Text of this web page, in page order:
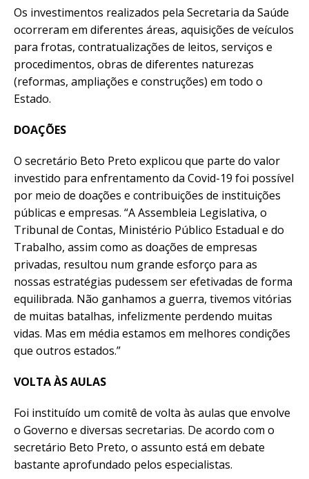
Os investimentos realizados pela Secretaria da Saúde
ocorreram em diferentes áreas, aquisições de veículos
para frotas, contratualizações de leitos, serviços e
procedimentos, obras de diferentes naturezas
(reformas, ampliações e construções) em todo o
Estado.
DOAÇÕES
O secretário Beto Preto explicou que parte do valor
investido para enfrentamento da Covid-19 foi possível
por meio de doações e contribuições de instituições
públicas e empresas. “A Assembleia Legislativa, o
Tribunal de Contas, Ministério Público Estadual e do
Trabalho, assim como as doações de empresas
privadas, resultou num grande esforço para as
nossas estratégias pudessem ser efetivadas de forma
equilibrada. Não ganhamos a guerra, tivemos vitórias
de muitas batalhas, infelizmente perdendo muitas
vidas. Mas em média estamos em melhores condições
que outros estados.”
VOLTA ÀS AULAS
Foi instituído um comitê de volta às aulas que envolve
o Governo e diversas secretarias. De acordo com o
secretário Beto Preto, o assunto está em debate
bastante aprofundado pelos especialistas.